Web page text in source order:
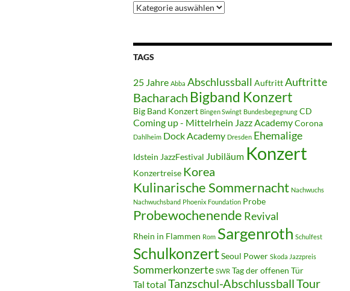
Posts
ab
TAGS
25 Jahre Abba Abschlussball Auftritt Auftritte
Bacharach Bigband Konzert
Big Band Konzert Bingen Swingt Bundesbegegnung CD
Coming up - Mittelrhein Jazz Academy Corona
Dahlheim Dock Academy Dresden Ehemalige
Idstein JazzFestival Jubiläum Konzert
Konzertreise Korea
Kulinarische Sommernacht Nachwuchs
Nachwuchsband Phoenix Foundation Probe
Probewochenende Revival
Rhein in Flammen Rom Sargenroth Schulfest
Schulkonzert Seoul Power Skoda Jazzpreis
Sommerkonzerte SWR Tag der offenen Tür
Tal total Tanzschul-AbschlussballTour